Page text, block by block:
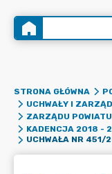
STRONA GŁÓWNA
UCHWAŁY I
ZARZĄDU
KADENCJA 2018 -